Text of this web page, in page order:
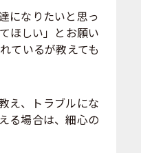
になりたいと思っ
ほしい」とお願い
ているが教えても
え、トラブルにな
る場合は、細心の